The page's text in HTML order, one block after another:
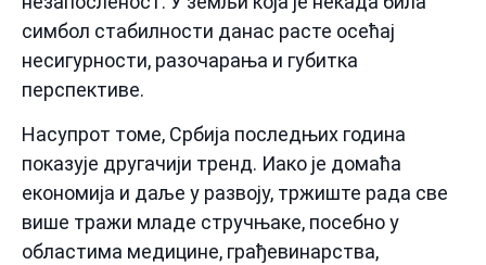
симбол стабилности данас расте осећај
несигурности, разочарања и губитка
перспективе.
Насупрот томе, Србија последњих година
показује другачији тренд. Иако је домаћа
економија и даље у развоју, тржиште рада све
више тражи младе стручњаке, посебно у
областима медицине, грађевинарства,